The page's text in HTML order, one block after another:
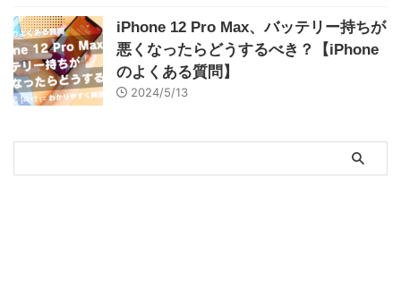
iPhone 12 Pro Max、バッテリー持ちが
悪くなったらどうするべき？【iPhone
のよくある質問】
2024/5/13